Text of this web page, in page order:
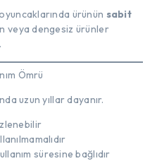
ürünün sabit
veya dengesiz ürünler
Ömrü
uzun yıllar dayanır.
süresine bağlıdır